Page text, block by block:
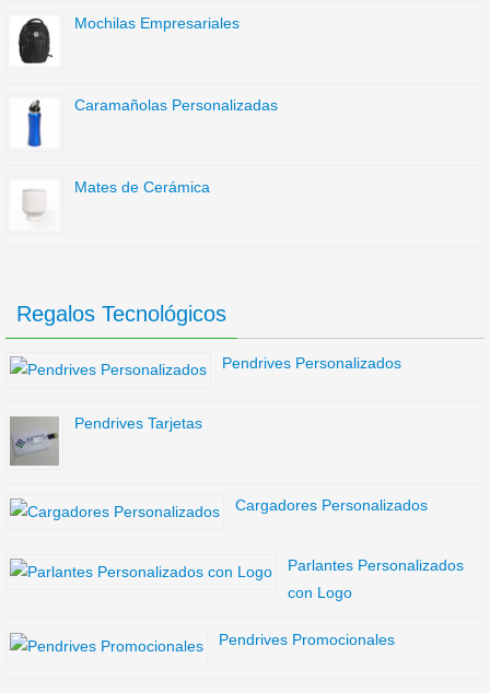
Mochilas Empresariales
Caramañolas Personalizadas
Mates de Cerámica
Regalos Tecnológicos
Pendrives Personalizados
Pendrives Tarjetas
Cargadores Personalizados
Parlantes Personalizados
con Logo
Pendrives Promocionales